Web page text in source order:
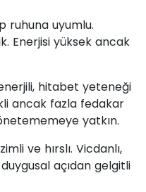
ruhuna uyumlu.
Enerjisi yüksek ancak
hitabet yeteneği
ancak fazla fedakar
yatkın.
ve hırslı. Vicdanlı,
açıdan gelgitli